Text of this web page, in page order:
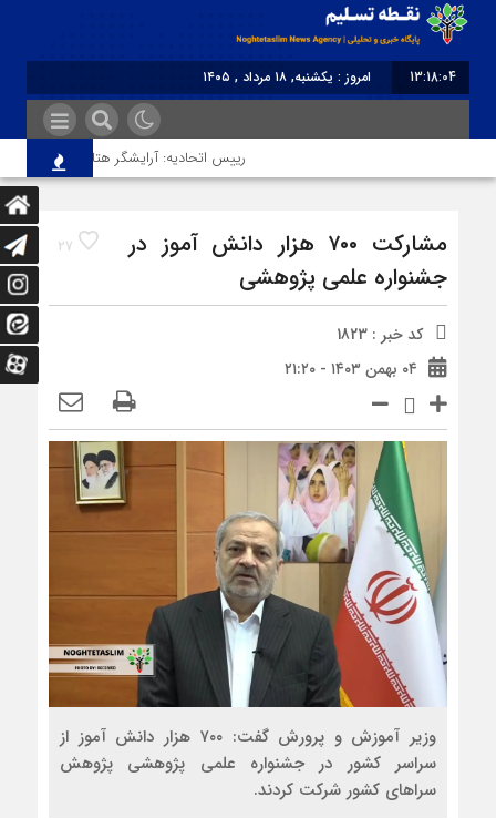
13:18:04
امروز : یکشنبه, ۱۸ مرداد , ۱۴۰۵
رییس اتحادیه: آرایشگر هتاک در قزوین عضو
27
مشارکت ۷۰۰ هزار دانش آموز در
جشنواره علمی پژوهشی
کد خبر : 1823
۰۴ بهمن ۱۴۰۳ - ۲۱:۲۰
وزیر آموزش و پرورش گفت: ۷۰۰ هزار دانش آموز از
سراسر کشور در جشنواره علمی پژوهشی پژوهش
سراهای کشور شرکت کردند.